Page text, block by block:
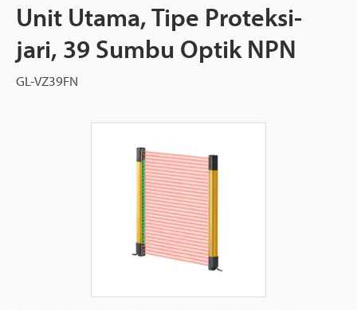
Unit Utama, Tipe Proteksi-
jari, 39 Sumbu Optik NPN
GL-VZ39FN